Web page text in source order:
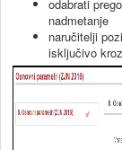
odabrati
nadmetanje
naručitelji
isključivo